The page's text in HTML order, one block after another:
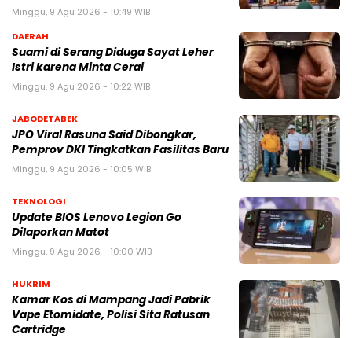
Minggu, 9 Agu 2026 - 10:49 WIB
DAERAH
Suami di Serang Diduga Sayat Leher
Istri karena Minta Cerai
Minggu, 9 Agu 2026 - 10:22 WIB
JABODETABEK
JPO Viral Rasuna Said Dibongkar,
Pemprov DKI Tingkatkan Fasilitas Baru
Minggu, 9 Agu 2026 - 10:05 WIB
TEKNOLOGI
Update BIOS Lenovo Legion Go
Dilaporkan Matot
Minggu, 9 Agu 2026 - 10:00 WIB
HUKRIM
Kamar Kos di Mampang Jadi Pabrik
Vape Etomidate, Polisi Sita Ratusan
Cartridge